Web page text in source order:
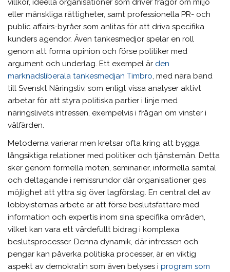
villkor, ideella organisationer som driver frågor om miljö
eller mänskliga rättigheter, samt professionella PR- och
public affairs-byråer som anlitas för att driva specifika
kunders agendor. Även tankesmedjor spelar en roll
genom att forma opinion och förse politiker med
argument och underlag. Ett exempel är den
marknadsliberala tankesmedjan Timbro, med nära band
till Svenskt Näringsliv, som enligt vissa analyser aktivt
arbetar för att styra politiska partier i linje med
näringslivets intressen, exempelvis i frågan om vinster i
välfärden.
Metoderna varierar men kretsar ofta kring att bygga
långsiktiga relationer med politiker och tjänstemän. Detta
sker genom formella möten, seminarier, informella samtal
och deltagande i remissrundor där organisationer ges
möjlighet att yttra sig över lagförslag. En central del av
lobbyisternas arbete är att förse beslutsfattare med
information och expertis inom sina specifika områden,
vilket kan vara ett värdefullt bidrag i komplexa
beslutsprocesser. Denna dynamik, där intressen och
pengar kan påverka politiska processer, är en viktig
aspekt av demokratin som även belyses iprogram som